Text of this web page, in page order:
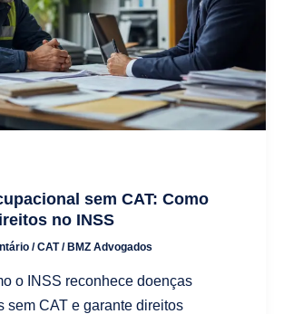
sem CAT: Como
no INSS
/CAT/ BMZ Advogados
o INSS reconhece doenças
sem CAT e garante direitos